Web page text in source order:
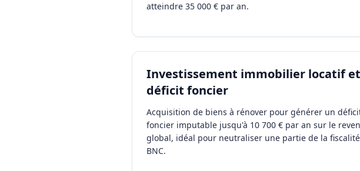
atteindre 35 000 € par an.
Investissement immobilier locatif et
déficit foncier
Acquisition de biens à rénover pour générer un
foncier imputable jusqu'à 10 700 € par an sur le
global, idéal pour neutraliser une partie de la fiscalité
BNC.